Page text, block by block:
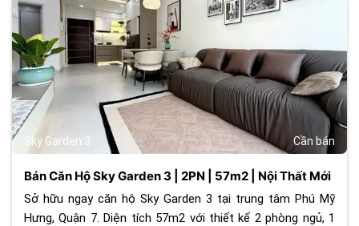
Sky Garden 3 Cần bán
Bán Căn Hộ Sky Garden 3 | 2PN | 57m2 | Nội Thất Mới
Sở hữu ngay căn hộ Sky Garden 3 tại trung tâm Phú Mỹ
Hưng, Quận 7. Diện tích 57m2 với thiết kế 2 phòng ngủ, 1